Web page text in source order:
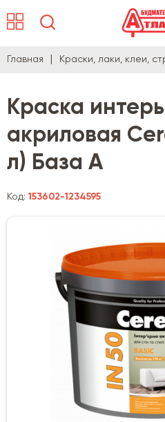
Главная Краски, лаки, клеи,
Краска
акриловая
л) База А
Код:153602-1234595